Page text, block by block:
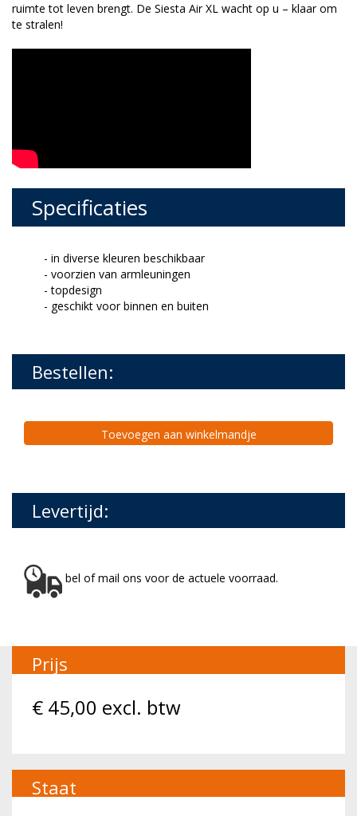
ruimte tot leven brengt. De Siesta Air XL wacht op u – klaar om
te stralen!
Specificaties
- in diverse kleuren beschikbaar
- voorzien van armleuningen
- topdesign
- geschikt voor binnen en buiten
Bestellen:
Toevoegen aan winkelmandje
Levertijd:
bel of mail ons voor de actuele voorraad.
Prijs
€ 45,00 excl. btw
Staat